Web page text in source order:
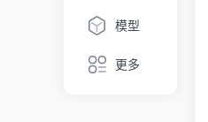
模型
更多